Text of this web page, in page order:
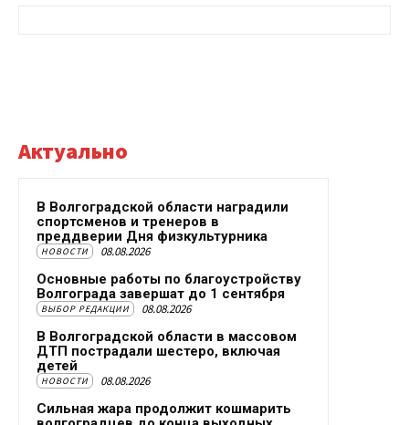
Актуально
В Волгоградской области наградили
спортсменов и тренеров в
преддверии Дня физкультурника
НОВОСТИ 08.08.2026
Основные работы по благоустройству
Волгограда завершат до 1 сентября
ВЫБОР РЕДАКЦИИ 08.08.2026
В Волгоградской области в массовом
ДТП пострадали шестеро, включая
детей
НОВОСТИ 08.08.2026
Сильная жара продолжит кошмарить